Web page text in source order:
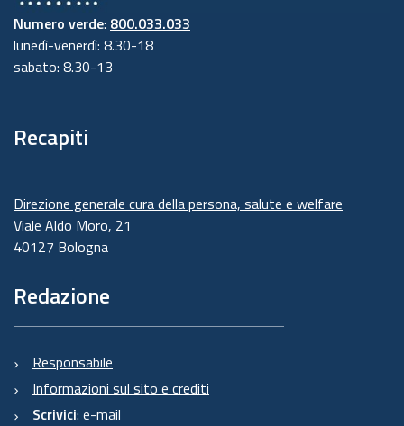
Numero verde: 800.033.033
lunedì-venerdì: 8.30-18
sabato: 8.30-13
Recapiti
Direzione generale cura della persona, salute e welfare
Viale Aldo Moro, 21
40127 Bologna
Redazione
Responsabile
Informazioni sul sito e crediti
Scrivici: e-mail